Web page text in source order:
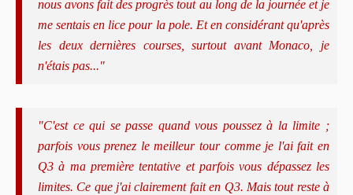
nous avons fait des progrès tout au long de la journée et je
me sentais en lice pour la pole. Et en considérant qu'après
les deux dernières courses, surtout avant Monaco, je
n'étais pas..."
"C'est ce qui se passe quand vous poussez à la limite ;
parfois vous prenez le meilleur tour comme je l'ai fait en
Q3 à ma première tentative et parfois vous dépassez les
limites. Ce que j'ai clairement fait en Q3. Mais tout reste à